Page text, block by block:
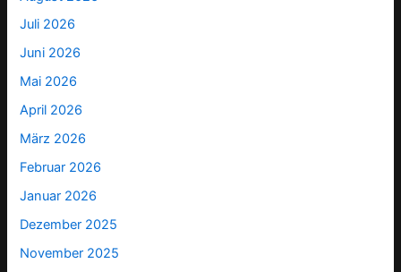
Juli 2026
Juni 2026
Mai 2026
April 2026
März 2026
Februar 2026
Januar 2026
Dezember 2025
November 2025